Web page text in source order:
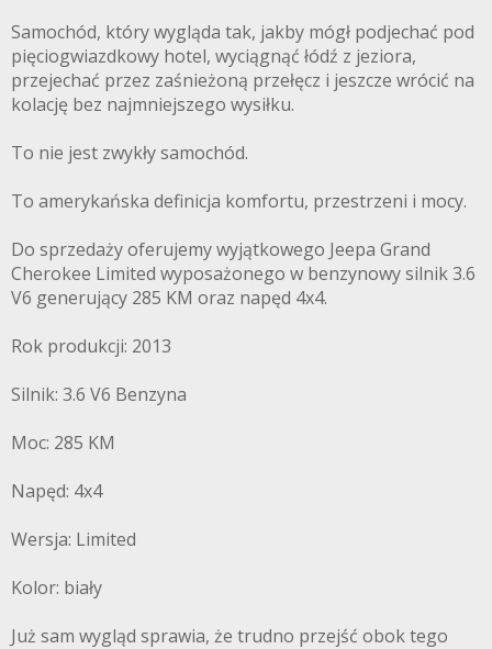
Samochód, który wygląda tak, jakby mógł podjechać pod
pięciogwiazdkowy hotel, wyciągnąć łódź z jeziora,
przejechać przez zaśnieżoną przełęcz i jeszcze wrócić na
kolację bez najmniejszego wysiłku.
To nie jest zwykły samochód.
To amerykańska definicja komfortu, przestrzeni i mocy.
Do sprzedaży oferujemy wyjątkowego Jeepa Grand
Cherokee Limited wyposażonego w benzynowy silnik 3.6
V6 generujący 285 KM oraz napęd 4x4.
Rok produkcji: 2013
Silnik: 3.6 V6 Benzyna
Moc: 285 KM
Napęd: 4x4
Wersja: Limited
Kolor: biały
Już sam wygląd sprawia, że trudno przejść obok tego